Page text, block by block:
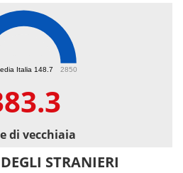
Italia 148.7 2850
di vecchiaia
STRANIERI